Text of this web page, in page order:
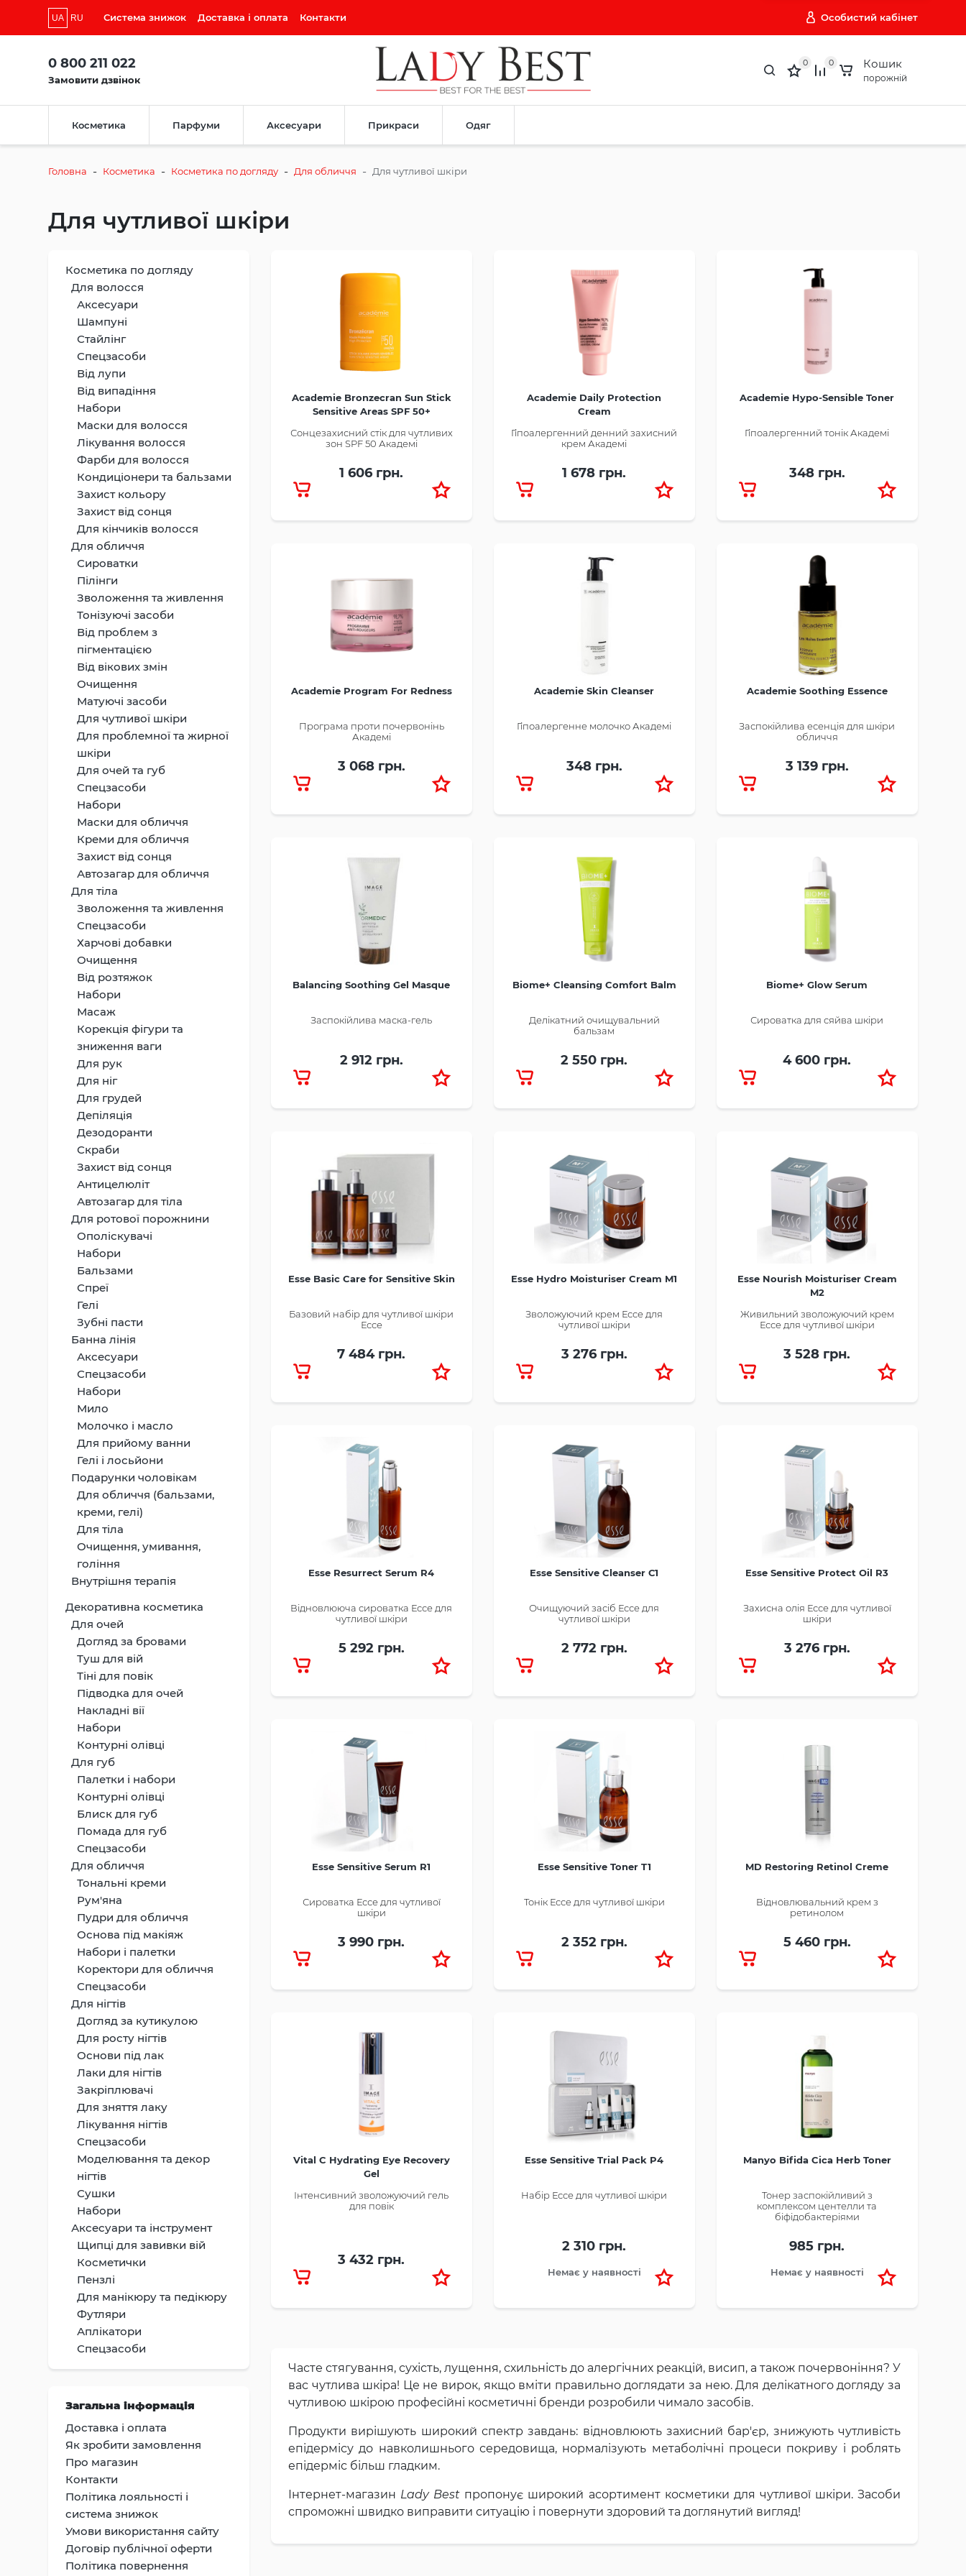
UA RU Система знижок Доставка і оплата Контакти Особистий кабінет
0 800 211 022
Замовити дзвінок
0 0 Кошик
порожній
Косметика Парфуми Аксесуари Прикраси Одяг
Головна - Косметика - Косметика по догляду - Для обличчя - Для чутливої шкіри
Для чутливої шкіри
Косметика по догляду
Для волосся
Аксесуари
Шампуні
Стайлінг
Спецзасоби
Від лупи
Від випадіння
Набори
Маски для волосся
Лікування волосся
Фарби для волосся
Кондиціонери та бальзами
Захист кольору
Захист від сонця
Для кінчиків волосся
Для обличчя
Сироватки
Пілінги
Зволоження та живлення
Тонізуючі засоби
Від проблем з
пігментацією
Від вікових змін
Очищення
Матуючі засоби
Для чутливої шкіри
Для проблемної та жирної
шкіри
Для очей та губ
Спецзасоби
Набори
Маски для обличчя
Креми для обличчя
Захист від сонця
Автозагар для обличчя
Для тіла
Зволоження та живлення
Спецзасоби
Харчові добавки
Очищення
Від розтяжок
Набори
Масаж
Корекція фігури та
зниження ваги
Для рук
Для ніг
Для грудей
Депіляція
Дезодоранти
Скраби
Захист від сонця
Антицелюліт
Автозагар для тіла
Для ротової порожнини
Ополіскувачі
Набори
Бальзами
Спреї
Гелі
Зубні пасти
Банна лінія
Аксесуари
Спецзасоби
Набори
Мило
Молочко і масло
Для прийому ванни
Гелі і лосьйони
Подарунки чоловікам
Для обличчя (бальзами,
креми, гелі)
Для тіла
Очищення, умивання,
гоління
Внутрішня терапія
Декоративна косметика
Для очей
Догляд за бровами
Туш для вій
Тіні для повік
Підводка для очей
Накладні вії
Набори
Контурні олівці
Для губ
Палетки і набори
Контурні олівці
Блиск для губ
Помада для губ
Спецзасоби
Для обличчя
Тональні креми
Рум'яна
Пудри для обличчя
Основа під макіяж
Набори і палетки
Коректори для обличчя
Спецзасоби
Для нігтів
Догляд за кутикулою
Для росту нігтів
Основи під лак
Лаки для нігтів
Закріплювачі
Для зняття лаку
Лікування нігтів
Спецзасоби
Моделювання та декор
нігтів
Сушки
Набори
Аксесуари та інструмент
Щипці для завивки вій
Косметички
Пензлі
Для манікюру та педікюру
Футляри
Аплікатори
Спецзасоби
Загальна інформація
Доставка i оплата
Як зробити замовлення
Про магазин
Контакти
Політика лояльності і
система знижок
Умови використання сайту
Договір публічної оферти
Політика повернення
Academie Bronzecran Sun Stick
Sensitive Areas SPF 50+
Сонцезахисний стік для чутливих
зон SPF 50 Академі
1 606 грн.
Academie Daily Protection
Cream
Гіпоалергенний денний захисний
крем Академі
1 678 грн.
Academie Hypo-Sensible Toner
Гіпоалергенний тонік Академі
348 грн.
Academie Program For Redness
Програма проти почервонінь
Академі
3 068 грн.
Academie Skin Cleanser
Гіпоалергенне молочко Академі
348 грн.
Academie Soothing Essence
Заспокійлива есенція для шкіри
обличчя
3 139 грн.
Balancing Soothing Gel Masque
Заспокійлива маска-гель
2 912 грн.
Biome+ Cleansing Comfort Balm
Делікатний очищувальний
бальзам
2 550 грн.
Biome+ Glow Serum
Сироватка для сяйва шкіри
4 600 грн.
Esse Basic Care for Sensitive Skin
Базовий набір для чутливої шкіри
Ессе
7 484 грн.
Esse Hydro Moisturiser Cream M1
Зволожуючий крем Ессе для
чутливої шкіри
3 276 грн.
Esse Nourish Moisturiser Cream
M2
Живильний зволожуючий крем
Ессе для чутливої шкіри
3 528 грн.
Esse Resurrect Serum R4
Відновлююча сироватка Ессе для
чутливої шкіри
5 292 грн.
Esse Sensitive Cleanser С1
Очищуючий засіб Ессе для
чутливої шкіри
2 772 грн.
Esse Sensitive Protect Oil R3
Захисна олія Ессе для чутливої
шкіри
3 276 грн.
Esse Sensitive Serum R1
Сироватка Ессе для чутливої
шкіри
3 990 грн.
Esse Sensitive Toner T1
Тонік Ессе для чутливої шкіри
2 352 грн.
MD Restoring Retinol Creme
Відновлювальний крем з
ретинолом
5 460 грн.
Vital C Hydrating Eye Recovery
Gel
Інтенсивний зволожуючий гель
для повік
3 432 грн.
Esse Sensitive Trial Pack P4
Набір Ессе для чутливої шкіри
2 310 грн.
Немає у наявності
Manyo Bifida Cica Herb Toner
Тонер заспокійливий з
комплексом центелли та
біфідобактеріями
985 грн.
Немає у наявності
Часте стягування, сухість, лущення, схильність до алергічних реакцій, висип, а також почервоніння? У
вас чутлива шкіра! Це не вирок, якщо вміти правильно доглядати за нею. Для делікатного догляду за
чутливою шкірою професійні косметичні бренди розробили чимало засобів.
Продукти вирішують широкий спектр завдань: відновлюють захисний бар'єр, знижують чутливість
епідермісу до навколишнього середовища, нормалізують метаболічні процеси покриву і роблять
епідерміс більш гладким.
Інтернет-магазин Lady Best пропонує широкий асортимент косметики для чутливої шкіри. Засоби
спроможні швидко виправити ситуацію і повернути здоровий та доглянутий вигляд!